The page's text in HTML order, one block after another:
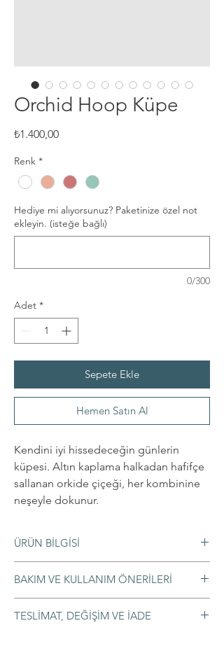
Orchid Hoop Küpe
₺1.400,00Fiyat
Renk *
Hediye mi alıyorsunuz? Paketinize özel not
ekleyin. (isteğe bağlı)
0/300
Adet *
Sepete Ekle
Hemen Satın Al
Kendini iyi hissedeceğin günlerin
küpesi. Altın kaplama halkadan hafifçe
sallanan orkide çiçeği, her kombinine
neşeyle dokunur.
ÜRÜN BİLGİSİ
◦ Porselen
◦ Beyaz renk seçeneğinde 24 ayar altın
lüster uygulanmıştır
BAKIM VE KULLANIM ÖNERİLERİ
silmeniz yeterlidir. Parfüm, krem, alkol
TESLİMAT, DEĞİŞİM VE İADE